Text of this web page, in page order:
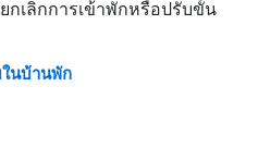
กเลิกการเข้าพักหรือปรับขั้น
นบ้านพัก